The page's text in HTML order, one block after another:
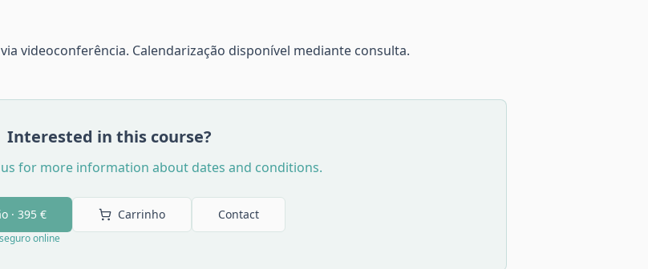
videoconferência. Calendarização disponível mediante consulta.
Interested in this course?
for more information about dates and conditions.
· 395 €
online
Carrinho Contact